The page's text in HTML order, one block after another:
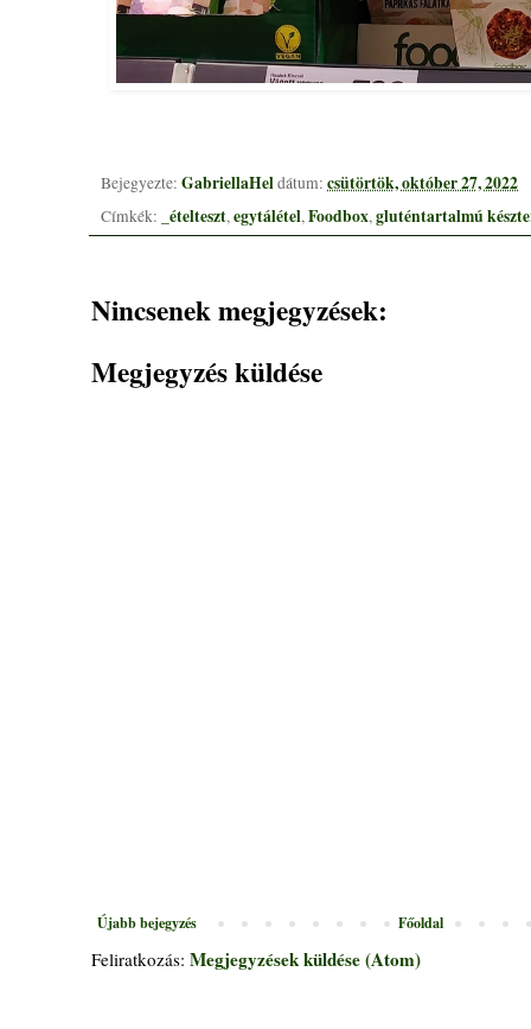
Bejegyezte: GabriellaHeldátum: csütörtök, október 27, 2022
Címkék: _ételteszt, egytálétel, Foodbox, gluténtartalmú
Nincsenek megjegyzések:
Megjegyzés küldése
Újabb bejegyzés Főoldal
Feliratkozás: Megjegyzések küldése (Atom)